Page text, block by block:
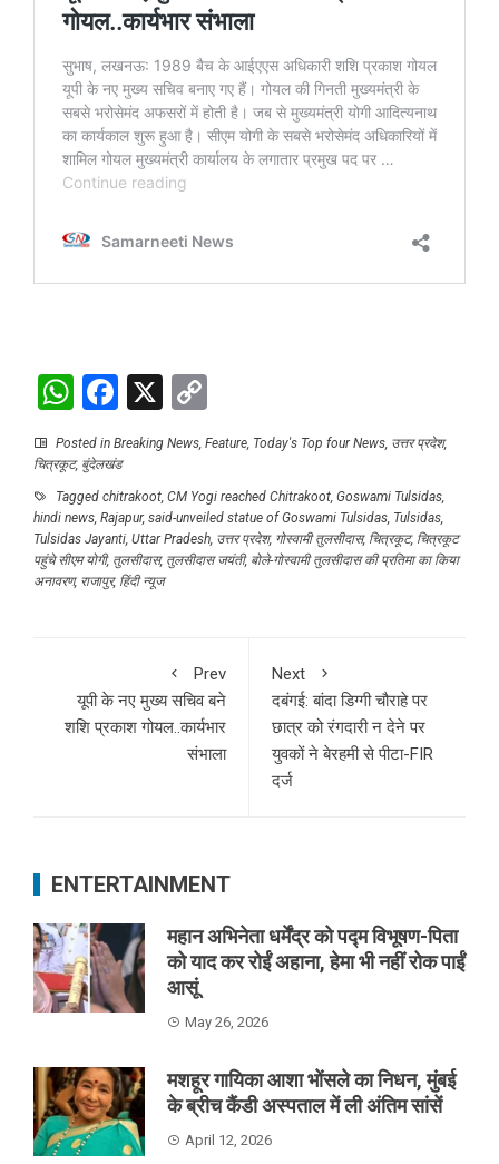
WhatsApp
Facebook
X
Link
Posted in Breaking News, Feature, Today's Top four News, उत्तर प्रदेश,
चित्रकूट, बुंदेलखंड
Tagged chitrakoot, CM Yogi reached Chitrakoot, Goswami Tulsidas,
hindi news, Rajapur, said-unveiled statue of Goswami Tulsidas, Tulsidas,
Tulsidas Jayanti, Uttar Pradesh, उत्तर प्रदेश, गोस्वामी तुलसीदास, चित्रकूट, चित्रकूट
पहुंचे सीएम योगी, तुलसीदास, तुलसीदास जयंती, बोले-गोस्वामी तुलसीदास की प्रतिमा का किया
अनावरण, राजापुर, हिंदी न्यूज
Prev
यूपी के नए मुख्य सचिव बने
शशि प्रकाश गोयल..कार्यभार
संभाला
Next
दबंगई: बांदा डिग्गी चौराहे पर
छात्र को रंगदारी न देने पर
युवकों ने बेरहमी से पीटा-FIR
दर्ज
ENTERTAINMENT
महान अभिनेता धर्मेंद्र को पद्म विभूषण-पिता
को याद कर रोईं अहाना, हेमा भी नहीं रोक पाईं
आसूं
May 26, 2026
मशहूर गायिका आशा भोंसले का निधन, मुंबई
के ब्रीच कैंडी अस्पताल में ली अंतिम सांसें
April 12, 2026